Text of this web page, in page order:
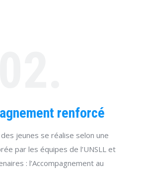
renforcé
jeunes se réalise selon une
par les équipes de l’UNSLL et
: l’Accompagnement au